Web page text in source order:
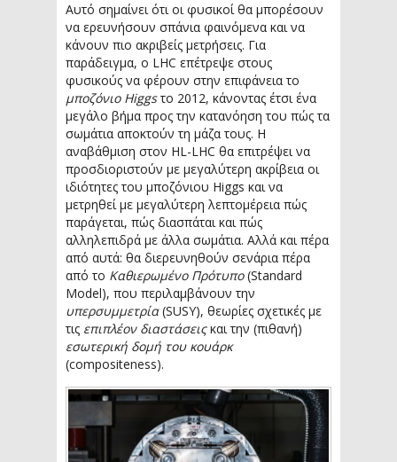
Αυτό σημαίνει ότι οι φυσικοί θα μπορέσουν
να ερευνήσουν σπάνια φαινόμενα και να
κάνουν πιο ακριβείς μετρήσεις. Για
παράδειγμα, ο LHC επέτρεψε στους
φυσικούς να φέρουν στην επιφάνεια το
μποζόνιο Higgsτο 2012, κάνοντας έτσι ένα
μεγάλο βήμα προς την κατανόηση του πώς τα
σωμάτια αποκτούν τη μάζα τους. Η
αναβάθμιση στον HL-LHC θα επιτρέψει να
προσδιοριστούν με μεγαλύτερη ακρίβεια οι
ιδιότητες του μποζόνιου Higgs και να
μετρηθεί με μεγαλύτερη λεπτομέρεια πώς
παράγεται, πώς διασπάται και πώς
αλληλεπιδρά με άλλα σωμάτια. Αλλά και πέρα
από αυτά: θα διερευνηθούν σενάρια πέρα
από το Καθιερωμένο Πρότυπο(Standard
Model), που περιλαμβάνουν την
υπερσυμμετρία(SUSY), θεωρίες σχετικές με
τις επιπλέον διαστάσειςκαι την (πιθανή)
εσωτερική δομή του κουάρκ
(compositeness).